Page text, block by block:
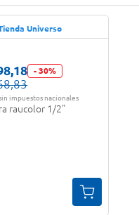
Universo
,18 -30%
,83
impuestos nacionales
raucolor 1/2"